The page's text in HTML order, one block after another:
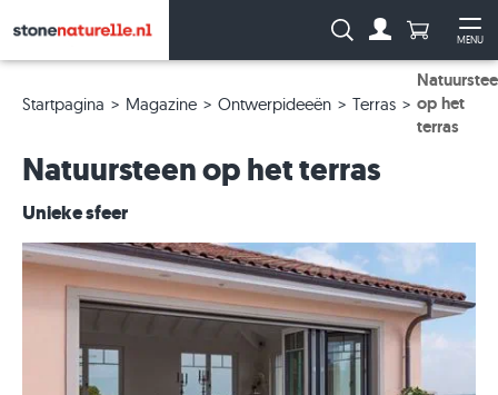
MENU
Zoeken: Aantal
Startpagina Magazine Ontwerpideeën Terras
op het
terras
Natuursteen op het terras
Unieke sfeer